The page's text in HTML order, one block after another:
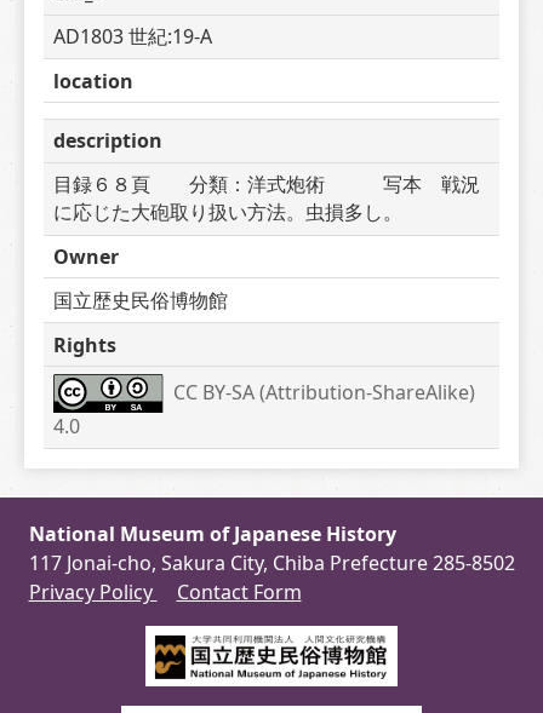
AD1803 世紀:19-A
location
description
目録６８頁　　分類：洋式炮術　　　写本　戦況
に応じた大砲取り扱い方法。虫損多し。
Owner
国立歴史民俗博物館
Rights
CC BY-SA (Attribution-ShareAlike)
4.0
National Museum of Japanese History
117 Jonai-cho, Sakura City, Chiba Prefecture 285-8502
Privacy Policy
Contact Form